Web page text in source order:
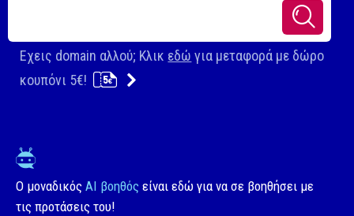
Εχεις domain αλλού; Κλικ εδώ για μεταφορά με δώρο
κουπόνι 5€!
Ο μοναδικόςAI βοηθός είναι εδώ για να σε βοηθήσει με
τις προτάσεις του!